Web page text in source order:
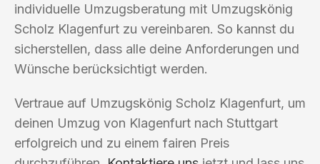
individuelle Umzugsberatung mit Umzugskönig
Scholz Klagenfurt zu vereinbaren. So kannst du
sicherstellen, dass alle deine Anforderungen und
Wünsche berücksichtigt werden.
Vertraue auf Umzugskönig Scholz Klagenfurt, um
deinen Umzug von Klagenfurt nach Stuttgart
erfolgreich und zu einem fairen Preis